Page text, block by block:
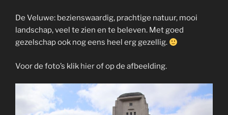
De Veluwe: bezienswaardig, prachtige natuur, mooi
landschap, veel te zien en te beleven. Met goed
gezelschap ook nog eens heel erg gezellig.
Voor de foto’s klik hierof op de afbeelding.